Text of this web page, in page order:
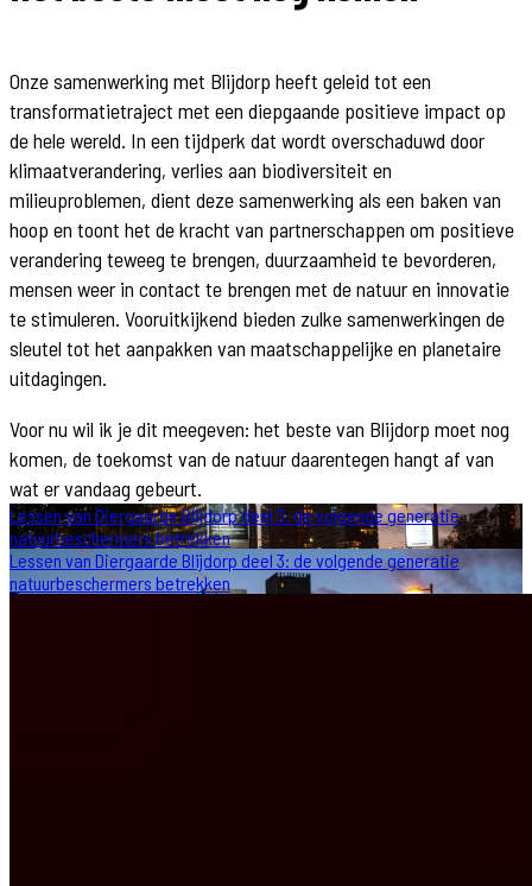
Onze samenwerking met Blijdorp heeft geleid tot een
transformatietraject met een diepgaande positieve impact op
de hele wereld. In een tijdperk dat wordt overschaduwd door
klimaatverandering, verlies aan biodiversiteit en
milieuproblemen, dient deze samenwerking als een baken van
hoop en toont het de kracht van partnerschappen om positieve
verandering teweeg te brengen, duurzaamheid te bevorderen,
mensen weer in contact te brengen met de natuur en innovatie
te stimuleren. Vooruitkijkend bieden zulke samenwerkingen de
sleutel tot het aanpakken van maatschappelijke en planetaire
uitdagingen.
Voor nu wil ik je dit meegeven: het beste van Blijdorp moet nog
komen, de toekomst van de natuur daarentegen hangt af van
wat er vandaag gebeurt.
Lessen van Diergaarde Blijdorp deel 3: de volgende generatie
natuurbeschermers betrekken
Lessen van Diergaarde Blijdorp deel 3: de volgende generatie
natuurbeschermers betrekken